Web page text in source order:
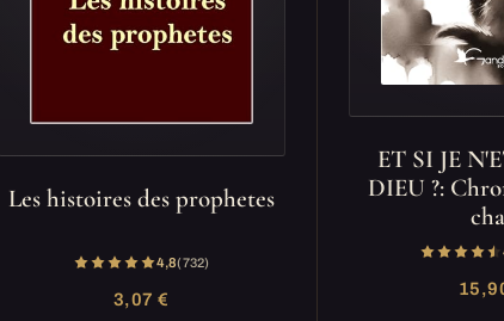
Les histoires des prophetes
4,8(732)
3,07 €
ET SI JE
DIEU ?: